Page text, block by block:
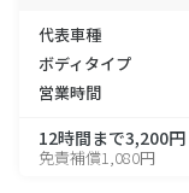
代表車種
ボディタイプ
営業時間
12時間まで3,200円
免責補償1,080円